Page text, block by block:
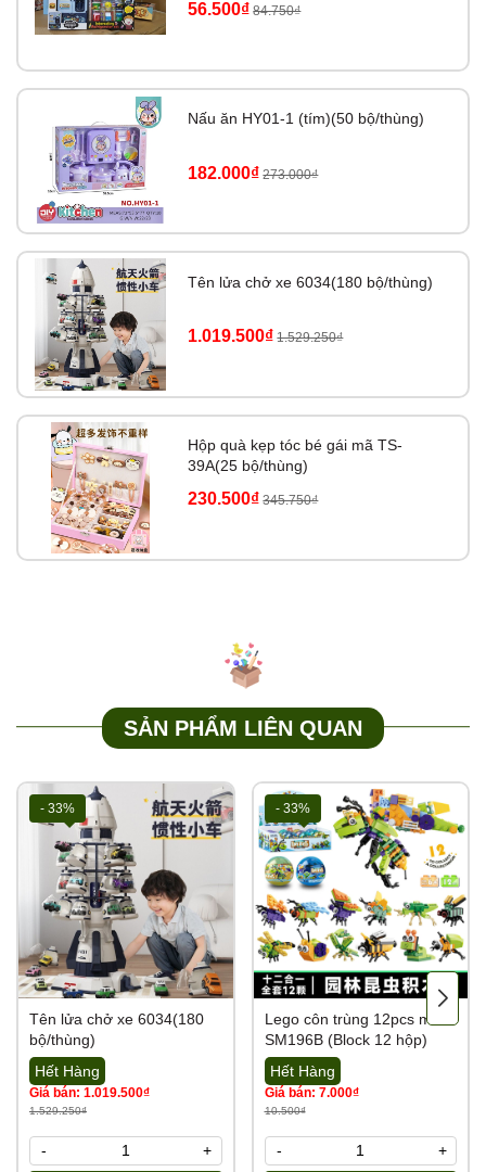
56.500₫ 84.750₫
Nấu ăn HY01-1 (tím)(50 bộ/thùng)
182.000₫ 273.000₫
Tên lửa chở xe 6034(180 bộ/thùng)
1.019.500₫ 1.529.250₫
Hộp quà kẹp tóc bé gái mã TS-
39A(25 bộ/thùng)
230.500₫ 345.750₫
SẢN PHẨM LIÊN QUAN
- 33%
Tên lửa chở xe 6034(180
bộ/thùng)
Hết Hàng
Giá bán: 1.019.500₫
1.529.250₫
- +
- 33%
Lego côn trùng 12pcs mã
SM196B (Block 12 hộp)
Hết Hàng
Giá bán: 7.000₫
10.500₫
- +